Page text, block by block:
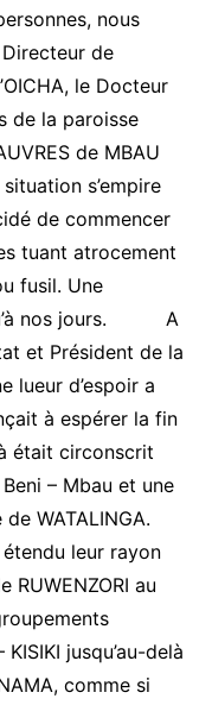
nous
de
le Docteur
de la paroisse
de MBAU
s’empire
de commencer
tuant atrocement
fusil. Une
nos jours. A
et Président de la
lueur d’espoir a
à espérer la fin
était circonscrit
– Mbau et une
WATALINGA.
leur rayon
RUWENZORI au
jusqu’au-delà
comme si